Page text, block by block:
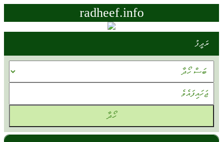
radheef.info
ރަދީފު